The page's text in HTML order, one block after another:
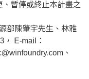
暫停或終止本計畫之
部陳肇宇先生、林雅
E-mail：
、